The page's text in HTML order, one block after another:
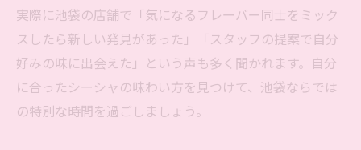
池袋のシーシャで人気フレーバーを自由に
組み合わせ
フルーツ系ミックスが池袋シーシャで人気
の理由
池袋のシーシャでスタッフおすすめミック
実際に池袋の店舗で「気になるフレーバー同士をミック
スしたら新しい発見があった」「スタッフの提案で自分
好みの味に出会えた」という声も多く聞かれます。自分
に合ったシーシャの味わい方を見つけて、池袋ならでは
の特別な時間を過ごしましょう。